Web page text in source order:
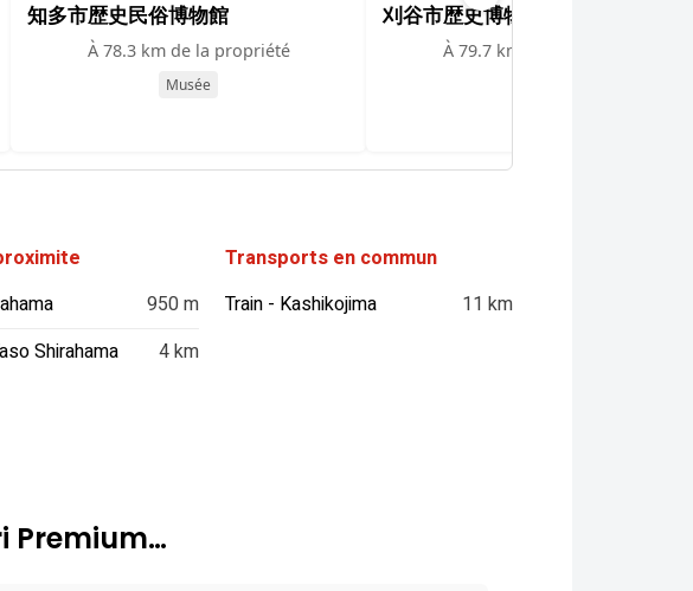
知多市歴史民俗博物館
À 78.3 km de la propriété
Musée
刈谷市歴史博物館
À 79.7 km de la propriété
950 m
Shirahama
4 km
Transports en commun
Train - Kashikojima
11 km
Premium…